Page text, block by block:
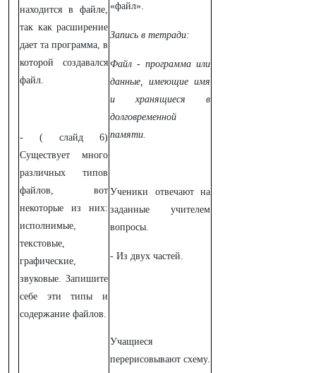
находится в файле,
так как расширение
дает та программа, в
которой создавался
файл.
- ( слайд 6)
Существует много
различных типов
файлов, вот
некоторые из них:
исполнимые,
текстовые,
графические,
звуковые. Запишите
себе эти типы и
содержание файлов.
«файл».
Запись в тетради:
Файл - программа или
данные, имеющие имя
и хранящиеся в
долговременной
памяти.
Ученики отвечают на
заданные учителем
вопросы.
- Из двух частей.
Учащиеся
перерисовывают схему.